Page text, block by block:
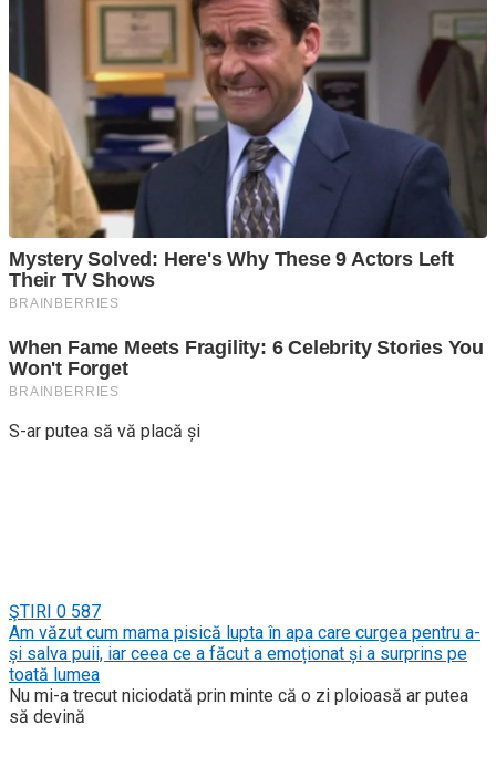
S-ar putea să vă placă și
ŞTIRI 0 587
Am văzut cum mama pisică lupta în apa care curgea pentru a-
și salva puii, iar ceea ce a făcut a emoționat și a surprins pe
toată lumea
Nu mi-a trecut niciodată prin minte că o zi ploioasă ar putea
să devină